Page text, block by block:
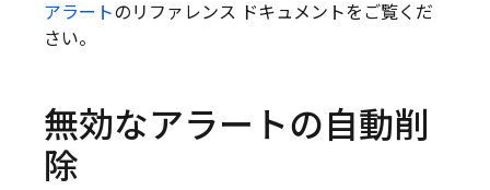
アラートのリファレンス ドキュメントをご覧くだ
さい。
無効なアラートの自動削
除